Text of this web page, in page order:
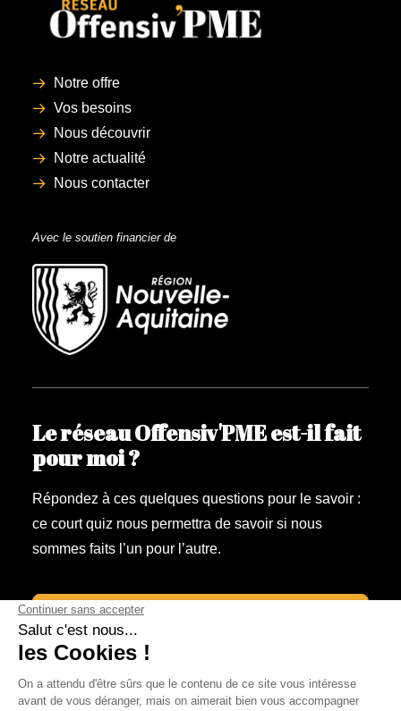
Avec le soutien financier de
Notre offre
Vos besoins
Nous découvrir
Notre actualité
Nous contacter
Le réseau Offensiv'PME est-il fait
pour moi ?
Répondez à ces quelques questions pour le savoir :
ce court quiz nous permettra de savoir si nous
sommes faits l’un pour l’autre.